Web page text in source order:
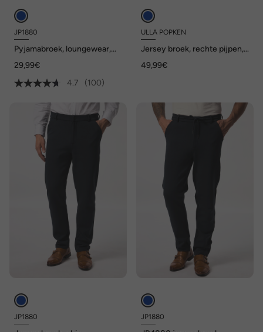
JP1880
Pyjamabroek, loungewear,
tailleband, tot 8XL
29,99€
4.7
(100)
ULLA POPKEN
Jersey broek, rechte pijpen,
49,99€
JP1880 JP1880